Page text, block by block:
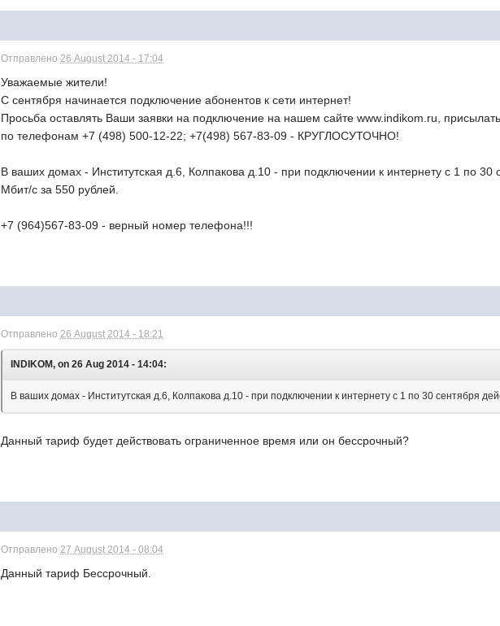
Отправлено26 August 2014 - 17:04
Уважаемые жители!
С сентября начинается подключение абонентов к сети интернет!
Просьба оставлять Ваши заявки на подключение на нашем сайте www.indikom.ru,
по телефонам +7 (498) 500-12-22; +7(498) 567-83-09 - КРУГЛОСУТОЧНО!
В ваших домах - Институтская д.6, Колпакова д.10 - при подключении к интернету с 1 по
Мбит/с за 550 рублей.
+7 (964)567-83-09 - верный номер телефона!!!
Отправлено26 August 2014 - 18:21
INDIKOM, on 26 Aug 2014 - 14:04:
В ваших домах - Институтская д.6, Колпакова д.10 - при подключении к интернету с 1 по 30 сентября
Данный тариф будет действовать ограниченное время или он бессрочный?
Отправлено27 August 2014 - 08:04
Данный тариф Бессрочный.